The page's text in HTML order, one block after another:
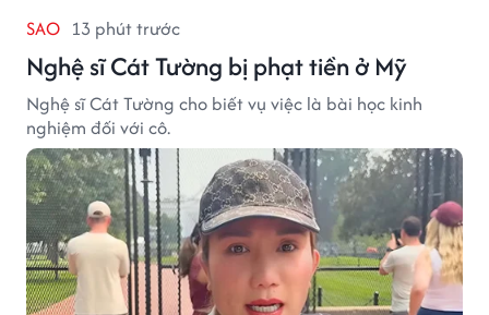
SAO 13 phút trước
Nghệ sĩ Cát Tường bị phạt tiền ở Mỹ
Nghệ sĩ Cát Tường cho biết vụ việc là bài học kinh
nghiệm đối với cô.